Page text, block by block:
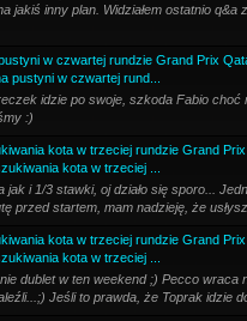
jakiś inny plan. Widziałem ostatnio q&a
w czwartej rundzie Grand Prix
pustyni w czwartej rund...
idzie po swoje, szkoda Fabio choć
:)
kota w trzeciej rundzie Grand
kota w trzeciej ...
i 1/3 stawki, oj działo się sporo...
przed startem, mam nadzieję, że
kota w trzeciej rundzie Grand
kota w trzeciej ...
dublet w ten weekend ;) Pecco wraca
Jeśli to prawda, że Toprak idzie